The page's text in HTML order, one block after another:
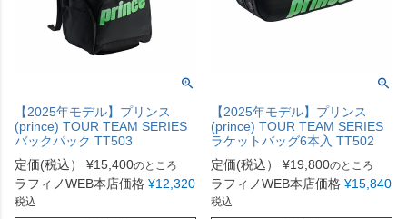
【2025年モデル】プリンス
(prince) TOUR TEAM SERIES
バックパック TT503
定価(税込）
¥15,400のところ
ラフィノWEB本店価格 ¥12,320
税込
【2025年モデル】プリンス
(prince) TOUR TEAM SERIES
ラケットバッグ6本入 TT502
定価(税込）
¥19,800のところ
ラフィノWEB本店価格 ¥15,840
税込